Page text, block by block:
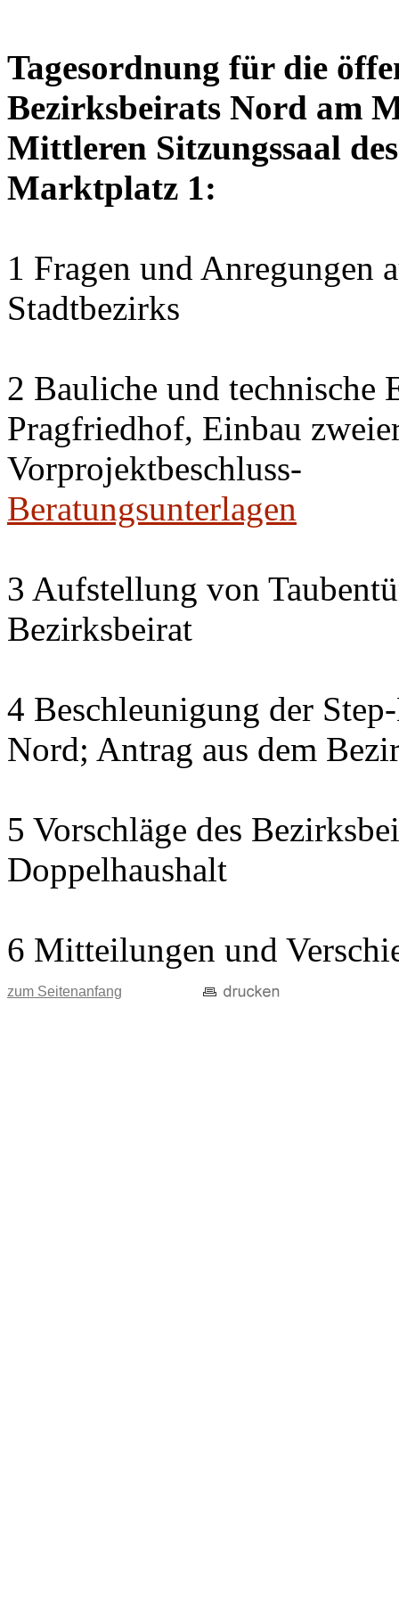
Tagesordnung für die
Bezirksbeirats Nord am
Mittleren Sitzungssaal
Marktplatz 1:
1 Fragen und Anregungen
Stadtbezirks
2 Bauliche und technische
Pragfriedhof, Einbau
Vorprojektbeschluss-
Beratungsunterlagen
3 Aufstellung von
Bezirksbeirat
4 Beschleunigung der
Nord; Antrag aus dem
5 Vorschläge des
Doppelhaushalt
6 Mitteilungen und
zum Seitenanfang